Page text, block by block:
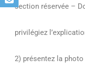
section réservée –
privilégiez
2) présentez la